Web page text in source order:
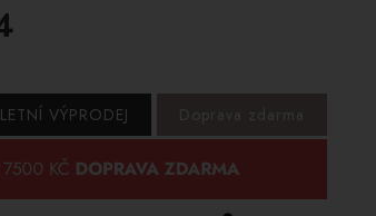
LETNÍ VÝPRODEJ